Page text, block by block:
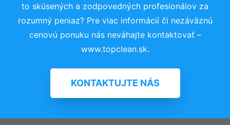
to skúsených a zodpovedných profesionálov za
rozumný peniaz? Pre viac informácií či nezáväznú
cenovú ponuku nás neváhajte kontaktovať –
www.topclean.sk.
KONTAKTUJTE NÁS